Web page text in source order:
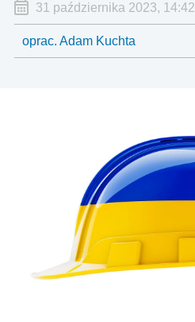
31 października 2023, 14:42
oprac. Adam Kuchta